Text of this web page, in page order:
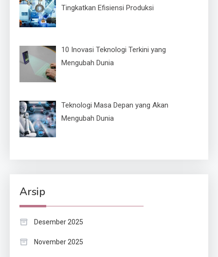
Tingkatkan Efisiensi Produksi
10 Inovasi Teknologi Terkini yang
Mengubah Dunia
Teknologi Masa Depan yang Akan
Mengubah Dunia
Arsip
Desember 2025
November 2025